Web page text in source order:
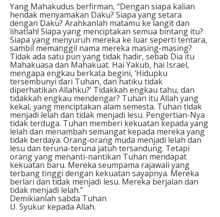
Yang Mahakudus berfirman, “Dengan siapa kalian
hendak menyamakan Daku? Siapa yang setara
dengan Daku? Arahkanlah matamu ke langit dan
lihatlah! Siapa yang menciptakan semua bintang itu?
Siapa yang menyuruh mereka ke luar seperti tentara,
sambil memanggil nama mereka masing-masing?
Tidak ada satu pun yang tidak hadir, sebab Dia itu
Mahakuasa dan Mahakuat. Hai Yakub, hai Israel,
mengapa engkau berkata begini, ‘Hidupku
tersembunyi dari Tuhan, dan hatiku tidak
diperhatikan Allahku?’ Tidakkah engkau tahu, dan
tidakkah engkau mendengar? Tuhan itu Allah yang
kekal, yang menciptakan alam semesta. Tuhan tidak
menjadi lelah dan tidak menjadi lesu. Pengertian-Nya
tidak terduga. Tuhan memberi kekuatan kepada yang
lelah dan menambah semangat kepada mereka yang
tidak berdaya. Orang-orang muda menjadi lelah dan
lesu dan teruna-teruna jatuh tersandung. Tetapi
orang yang menanti-nantikan Tuhan mendapat
kekuatan baru. Mereka seumpama rajawali yang
terbang tinggi dengan kekuatan sayapnya. Mereka
berlari dan tidak menjadi lesu. Mereka berjalan dan
tidak menjadi lelah.”
Demikianlah sabda Tuhan
U. Syukur kepada Allah.